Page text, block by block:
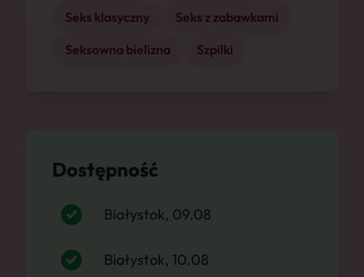
Seks klasyczny
Seks z zabawkami
Seksowna bielizna
Szpilki
Dostępność
Białystok, 09.08
Białystok, 10.08